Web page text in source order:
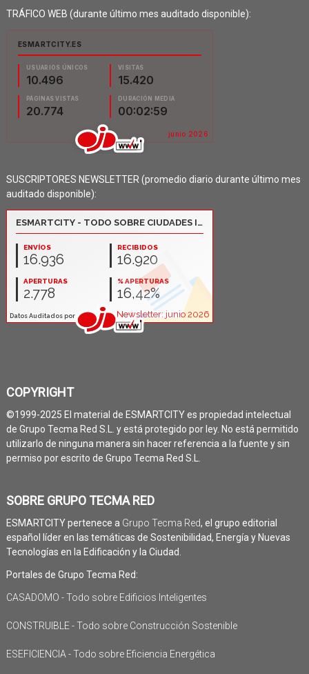
TRÁFICO WEB (durante último mes auditado disponible):
SUSCRIPTORES NEWSLETTER (promedio diario durante último mes
auditado disponible):
COPYRIGHT
©1999-2025 El material de ESMARTCITY es propiedad intelectual
de Grupo Tecma Red S.L. y está protegido por ley. No está permitido
utilizarlo de ninguna manera sin hacer referencia a la fuente y sin
permiso por escrito de Grupo Tecma Red S.L.
SOBRE GRUPO TECMA RED
ESMARTCITY pertenece a Grupo Tecma Red, el grupo editorial
español líder en las temáticas de Sostenibilidad, Energía y Nuevas
Tecnologías en la Edificación y la Ciudad.
Portales de Grupo Tecma Red:
CASADOMO - Todo sobre Edificios Inteligentes
CONSTRUIBLE - Todo sobre Construcción Sostenible
ESEFICIENCIA - Todo sobre Eficiencia Energética